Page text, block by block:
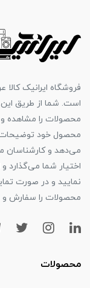
فروشگاه ایرانیک
است. شما از طریق
محصولات را مشاهده و
محصول خود توضیحات
می‌دهد و کارشناسان
اختیار شما می‌گذارد
نمایید و در صورت
محصولات را سفارش و
محصولات